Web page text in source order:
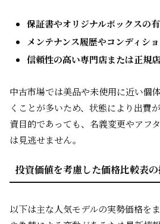
保証書やオリジナルボックスの
メンテナンス履歴やコンディシ
信頼性の高い専門店または正規
中古市場では美品や未使用に近い個
くことが多いため、状態により出費
資目的であっても、名義変更やアフ
は見逃せません。
投資価値を考慮した価格比較表
以下は主な人気モデルの実勢価格を